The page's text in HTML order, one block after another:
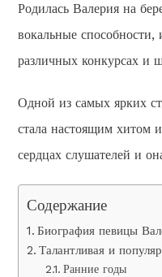
Родилась Валерия на
вокальные
различных конкурсах и
Одной из самых ярких
стала настоящим хитом
сердцах слушателей и
Содержание
Биография певицы
Талантливая и
Ранние годы